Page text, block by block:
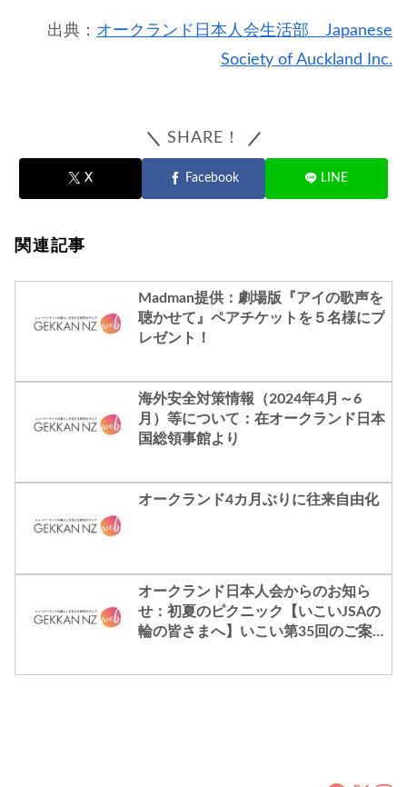
出典： オークランド日本人会生活部 Japanese
Society of Auckland Inc.
SHARE！
X Facebook LINE
関連記事
Madman提供：劇場版『アイの歌声を
聴かせて』ペアチケットを５名様にプ
レゼント！
海外安全対策情報（2024年4月～6
月）等について：在オークランド日本
国総領事館より
オークランド4カ月ぶりに往来自由化
オークランド日本人会からのお知ら
せ：初夏のピクニック【いこいJSAの
輪の皆さまへ】いこい第35回のご案
more